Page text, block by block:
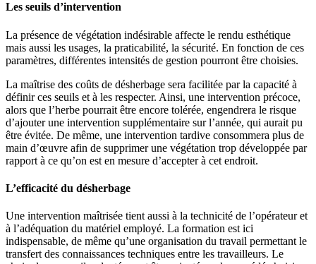
Les seuils d’intervention
La présence de végétation indésirable affecte le rendu esthétique
mais aussi les usages, la praticabilité, la sécurité. En fonction de ces
paramètres, différentes intensités de gestion pourront être choisies.
La maîtrise des coûts de désherbage sera facilitée par la capacité à
définir ces seuils et à les respecter. Ainsi, une intervention précoce,
alors que l’herbe pourrait être encore tolérée, engendrera le risque
d’ajouter une intervention supplémentaire sur l’année, qui aurait pu
être évitée. De même, une intervention tardive consommera plus de
main d’œuvre afin de supprimer une végétation trop développée par
rapport à ce qu’on est en mesure d’accepter à cet endroit.
L’efficacité du désherbage
Une intervention maîtrisée tient aussi à la technicité de l’opérateur et
à l’adéquation du matériel employé. La formation est ici
indispensable, de même qu’une organisation du travail permettant le
transfert des connaissances techniques entre les travailleurs. Le